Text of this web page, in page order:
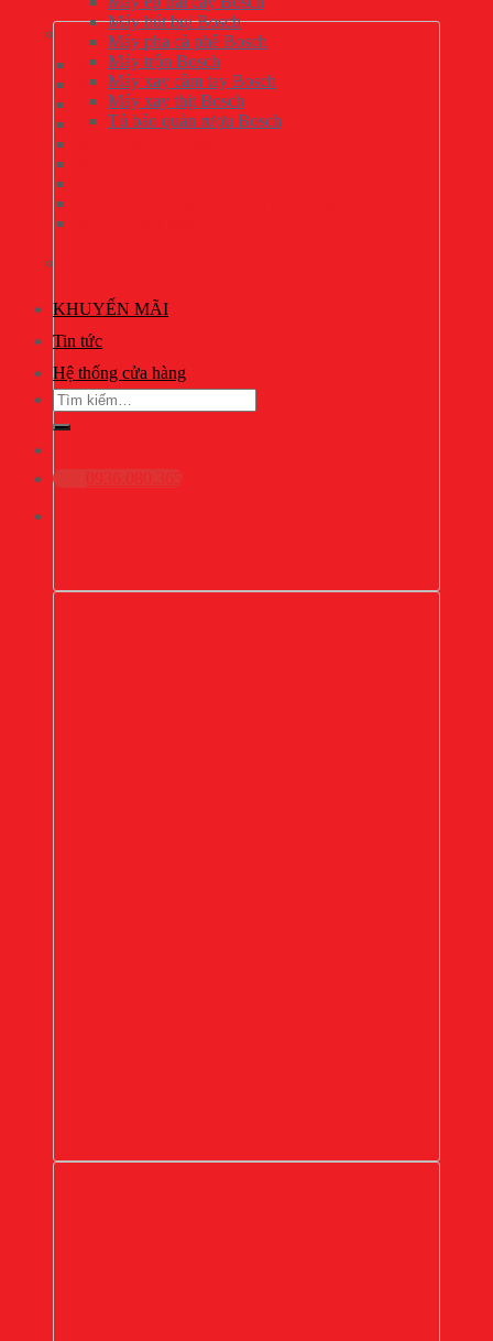
Đồ gia dụng Bosch
Máy pha cà phê Bosch
Máy trộn Bosch
Máy hút bụi Bosch
Bình siêu tốc Bosch
KHUYẾN MÃI
Tin tức
Hệ thống cửa hàng
Tìm
kiếm:
Máy hút bụi Bosch
Máy pha cà phê Bosch
Máy trộn Bosch
Máy xay cầm tay Bosch
Máy xay thịt Bosch
Tủ bảo quản rượu Bosch